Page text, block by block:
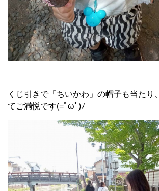
くじ引きで「ちいかわ」の帽子も当たり
てご満悦です(=ﾟωﾟ)ﾉ